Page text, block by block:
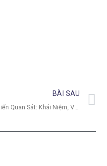
BÀI SAU
Biến Quan Sát: Khái Niệm, Vai Trò & Phương Pháp Thu Thập Dữ Liệu